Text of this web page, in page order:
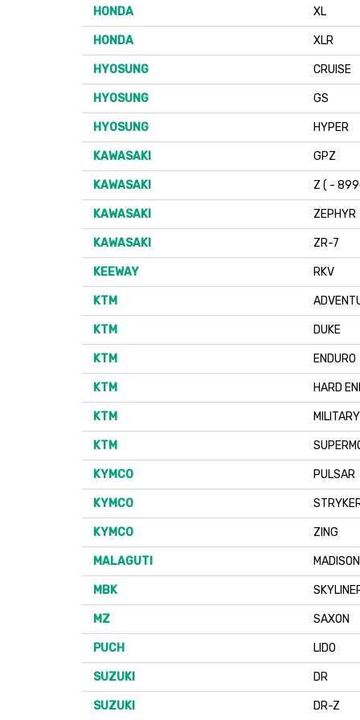
HONDA XL
HONDA XLR
HYOSUNG CRUISE
HYOSUNG GS
HYOSUNG HYPER
KAWASAKI GPZ
KAWASAKI Z ( -
KAWASAKI ZEPHYR
KAWASAKI ZR-7
KEEWAY RKV
KTM
KTM DUKE
KTM ENDURO
KTM HARD
KTM MILITARY
KTM
KYMCO PULSAR
KYMCO
KYMCO ZING
MALAGUTI MADISON
MBK
MZ SAXON
PUCH LIDO
SUZUKI DR
SUZUKI DR-Z